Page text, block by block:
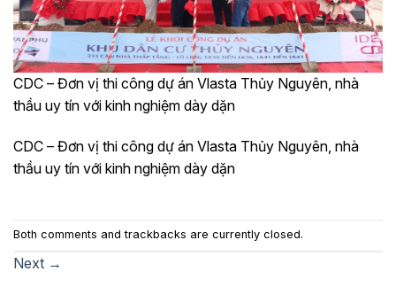
CDC – Đơn vị thi công dự án Vlasta Thủy Nguyên, nhà
thầu uy tín với kinh nghiệm dày dặn
CDC – Đơn vị thi công dự án Vlasta Thủy Nguyên, nhà
thầu uy tín với kinh nghiệm dày dặn
Both comments and trackbacks are currently closed.
Next →